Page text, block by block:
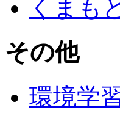
くまも
その他
環境学